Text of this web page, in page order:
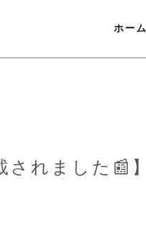
ホーム
されました📰】